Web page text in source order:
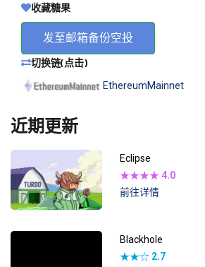
收藏糖果
发至邮箱备份空投
切换链(点击)
EthereumMainnet
近期更新
Eclipse
★★★★ 4.0
前往详情
Blackhole
★★☆ 2.7